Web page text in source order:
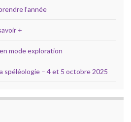
l’année
+
mode exploration
spéléologie – 4 et 5 octobre 2025